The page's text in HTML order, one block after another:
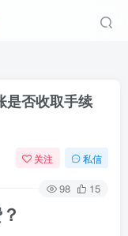
是否收取手续
关注 私信
98 15